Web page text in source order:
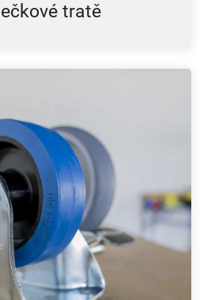
tratě